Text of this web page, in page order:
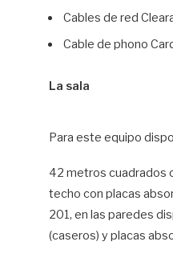
Cables de red
Cable de phono
La sala
Para este equipo
42 metros cuadrados
techo con placas
201, en las paredes
(caseros) y placas